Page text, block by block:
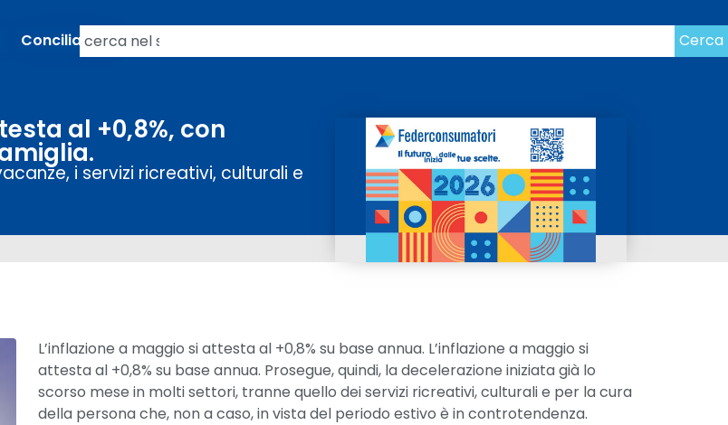
Conciliazioni Cerca
al +0,8%, con
i servizi ricreativi, culturali e
L’inflazione a maggio si attesta al +0,8% su base annua. L’inflazione a maggio si
attesta al +0,8% su base annua. Prosegue, quindi, la decelerazione iniziata già lo
scorso mese in molti settori, tranne quello dei servizi ricreativi, culturali e per la cura
della persona che, non a caso, in vista del periodo estivo è in controtendenza.